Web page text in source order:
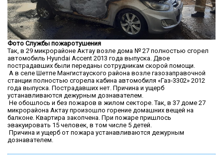
Фото Службы пожаротушения
Так, в 29 микрорайоне Актау возле дома № 27 полностью сгорел
автомобиль Hyundai Accent 2013 года выпуска. Двое
пострадавших были переданы сотрудникам скорой помощи.
А в селе Шетпе Мангистауского района возле газозаправочной
станции полностью сгорела кабина автомобиля «Газ-3302» 2012
года выпуска. Пострадавших нет. Причина и ущерб
устанавливаются дежурным дознавателем.
Не обошлось и без пожаров в жилом секторе. Так, в 37 доме 27
микрорайона Актау произошло горение домашних вещей на
балконе. Квартира закопчена. При пожаре пришлось
эвакуировать 15 человек, в том числе 5 детей.
Причина и ущерб от пожара устанавливаются дежурным
дознавателем.